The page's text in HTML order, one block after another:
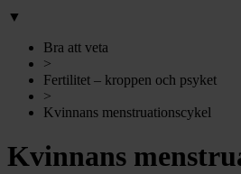
▼
Bra att veta
>
Fertilitet – kroppen och psyket
>
Kvinnans menstruationscykel
Kvinnans